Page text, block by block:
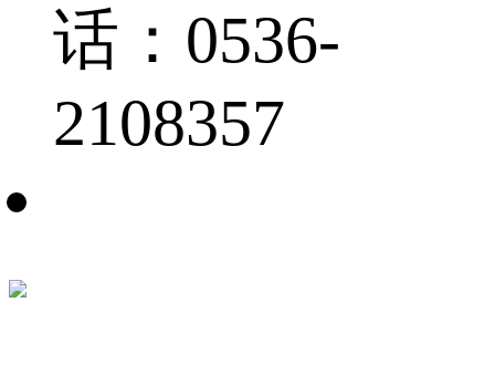
话：0536-
2108357